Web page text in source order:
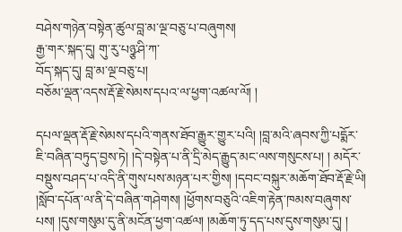
བཤེས་གཉེན་བསྟེན་ཚུལ་བླ་མ་ལྔ་བཅུ་པ་བཞུགས།
རྒྱ་གར་སྐད་དུ། གུ་རུ་པཉྩ་ཤི་ཀ་
བོད་སྐད་དུ། བླ་མ་ལྔ་བཅུ་པ།
བཅོམ་ལྡན་འདས་རྡོ་རྗེ་སེམས་དཔའ་ལ་ཕྱག་འཚལ་ལོ། །
དཔལ་ལྡན་རྡོ་རྗེ་སེམས་དཔའི་གནས་ཐོབ་རྒྱུར་གྱུར་པའི། །བླ་མའི་ཞབས་ཀྱི་པདྨོར་
ཇི་བཞིན་བཏུད་བྱས་ཏེ། །དེ་བསྟེན་པ་ནི་དྲི་མེད་རྒྱུད་མང་ལས་གསུངས་པ། ། མདོར་
བསྡུས་བཤད་པ་འདི་ནི་གུས་པས་མཉན་པར་གྱིས། །དབང་བསྐུར་མཆོག་ཐོབ་རྡོ་རྗེ་ཡི།
།སློབ་དཔོན་ལ་ནི་དེ་བཞིན་གཤེགས། །ཕྱོགས་བཅུའི་འཇིག་རྟེན་ཁམས་བཞུགས་
པས། །དུས་གསུམ་དུ་ནི་མངོན་ཕྱག་འཚལ། །མཆོག་ཏུ་དད་པས་དུས་གསུམ་དུ། །